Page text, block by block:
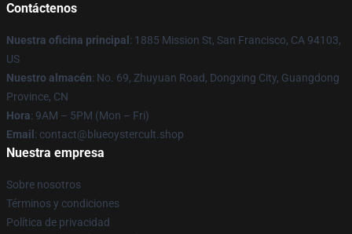
Contáctenos
Nuestra oficina principal : 1885 Mission St, San Francisco, CA 94103,
US
Nuestro almacén: No. 69, Zhuyuan Road, Dongxing City, Guangdong
Province, CN
Hora: 9AM – 5PM (Mon – Fri)
Email : contact@blueoystercult.shop
Nuestra empresa
Sobre nosotros
Términos y condiciones
Política de privacidad